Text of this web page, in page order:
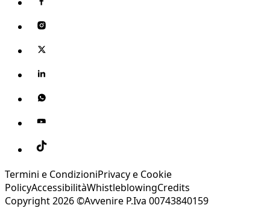
Termini e CondizioniPrivacy e Cookie
PolicyAccessibilitàWhistleblowingCredits
Copyright 2026 ©Avvenire P.Iva 00743840159